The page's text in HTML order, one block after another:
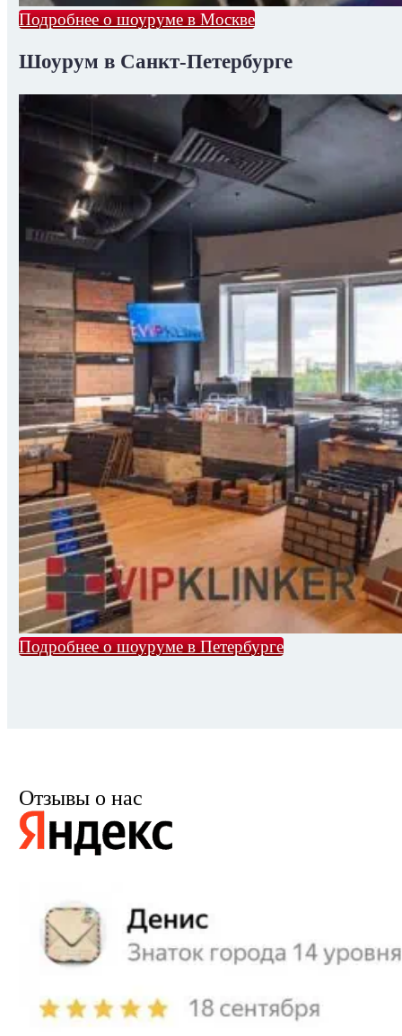
Подробнее о шоуруме в Москве
Шоурум в Санкт-Петербурге
Подробнее о шоуруме в Петербурге
Отзывы о нас